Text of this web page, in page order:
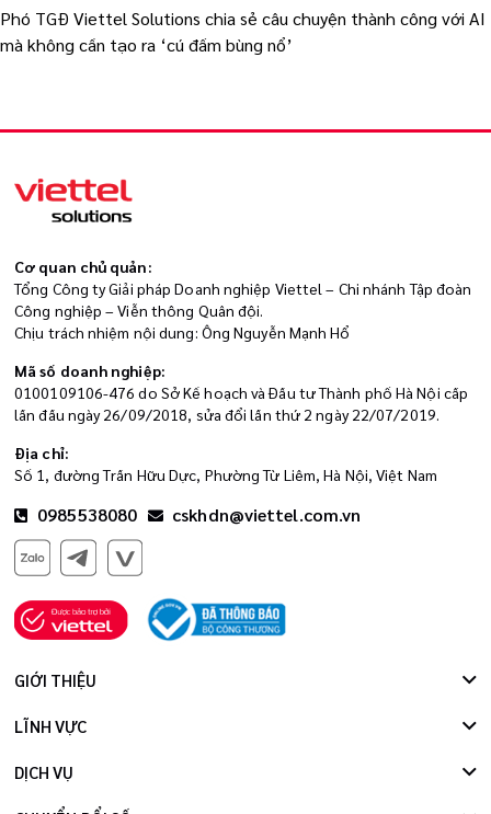
Phó TGĐ Viettel Solutions chia sẻ câu chuyện thành công với AI
mà không cần tạo ra ‘cú đấm bùng nổ’
Cơ quan chủ quản:
Tổng Công ty Giải pháp Doanh nghiệp Viettel – Chi nhánh Tập đoàn
Công nghiệp – Viễn thông Quân đội.
Chịu trách nhiệm nội dung: Ông Nguyễn Mạnh Hổ
Mã số doanh nghiệp:
0100109106-476 do Sở Kế hoạch và Đầu tư Thành phố Hà Nội cấp
lần đầu ngày 26/09/2018, sửa đổi lần thứ 2 ngày 22/07/2019.
Địa chỉ:
Số 1, đường Trần Hữu Dực, Phường Từ Liêm, Hà Nội, Việt Nam
0985538080 cskhdn@viettel.com.vn
GIỚI THIỆU
LĨNH VỰC
DỊCH VỤ